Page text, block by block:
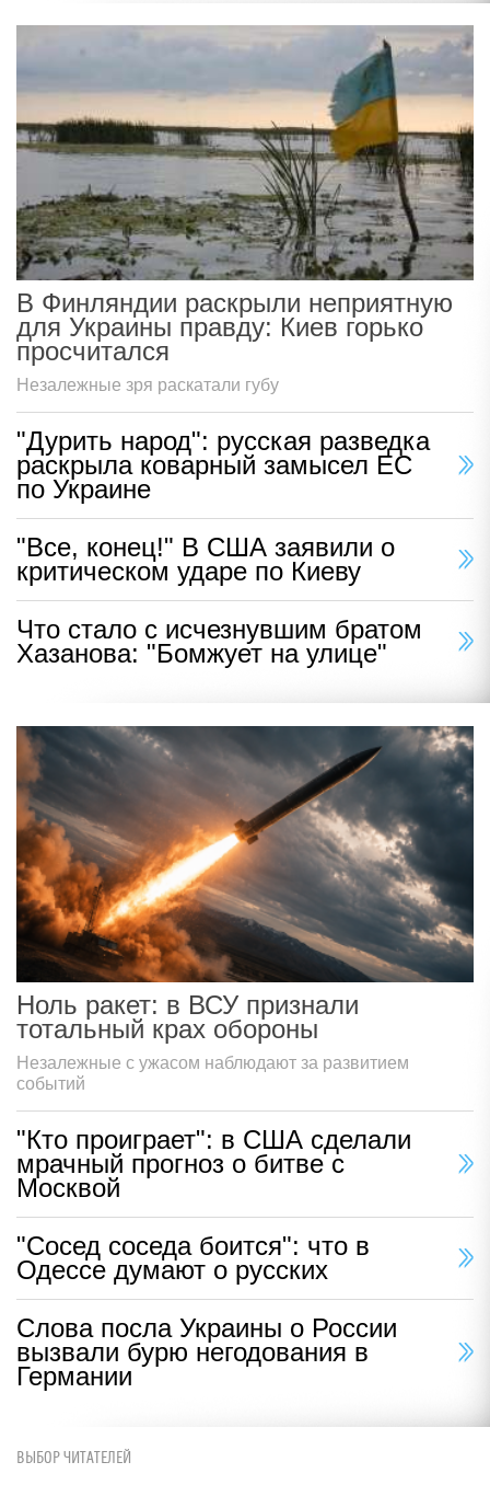
В Финляндии раскрыли неприятную
для Украины правду: Киев горько
просчитался
Незалежные зря раскатали губу
"Дурить народ": русская разведка
раскрыла коварный замысел ЕС
по Украине
"Все, конец!" В США заявили о
критическом ударе по Киеву
Что стало с исчезнувшим братом
Хазанова: "Бомжует на улице"
Ноль ракет: в ВСУ признали
тотальный крах обороны
Незалежные с ужасом наблюдают за развитием
событий
"Кто проиграет": в США сделали
мрачный прогноз о битве с
Москвой
"Сосед соседа боится": что в
Одессе думают о русских
Слова посла Украины о России
вызвали бурю негодования в
Германии
ВЫБОР ЧИТАТЕЛЕЙ